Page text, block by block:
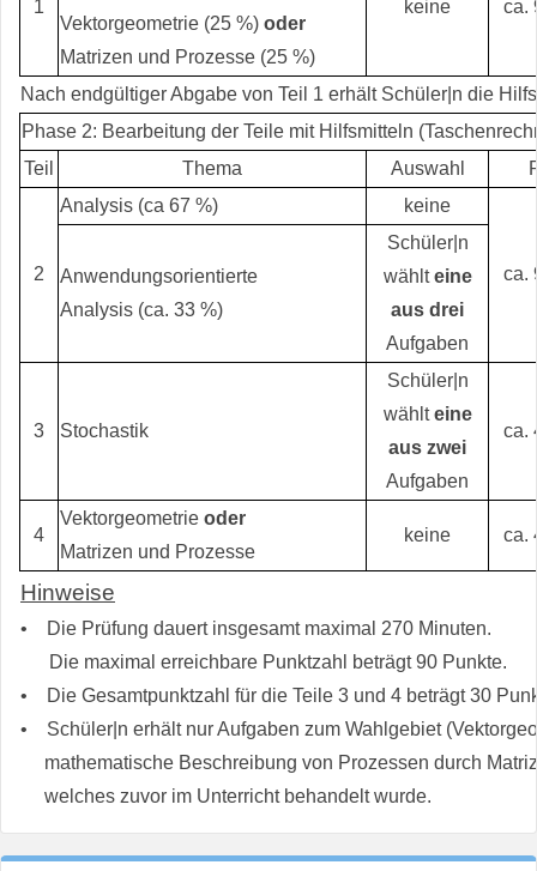
1
Vektorgeometrie (25 %) oder
Matrizen und Prozesse (25 %)
keine ca.
Nach endgültiger Abgabe von Teil 1 erhält Schüler|n die
Phase 2: Bearbeitung der Teile mit Hilfsmitteln
Teil
Thema Auswahl
2
Analysis (ca 67 %) keine
ca.
Anwendungsorientierte
Analysis (ca. 33 %)
Schüler|n
wählteine
aus drei
Aufgaben
3 Stochastik
Schüler|n
wählteine
aus zwei
Aufgaben
ca.
4
Vektorgeometrie oder
Matrizen und Prozesse
keine ca.
Hinweise
• Die Prüfung dauert insgesamt maximal 270 Minuten.
Die maximal erreichbare Punktzahl beträgt 90 Punkte.
• Die Gesamtpunktzahl für die Teile 3 und 4 beträgt 30
• Schüler|n erhält nur Aufgaben zum Wahlgebiet
mathematische Beschreibung von Prozessen durch
welches zuvor im Unterricht behandelt wurde.